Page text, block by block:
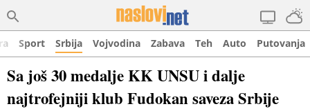
Sport Srbija Vojvodina Zabava Teh Auto Putovanja
Sa još 30 medalje KK UNSU i dalje
najtrofejniji klub Fudokan saveza Srbije